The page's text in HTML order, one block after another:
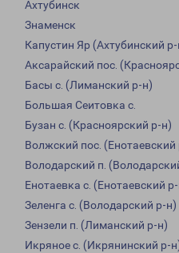
Ахтубинск
Знаменск
Капустин Яр (Ахтубинский
Аксарайский пос.
Басы с. (Лиманский р-н)
Большая Сеитовка с.
Бузан с. (Красноярский р-н)
Волжский пос. (Енотаевский
Володарский п.
Енотаевка с. (Енотаевский
Зеленга с. (Володарский р-н)
Зензели п. (Лиманский р-н)
Икряное с. (Икрянинский р-